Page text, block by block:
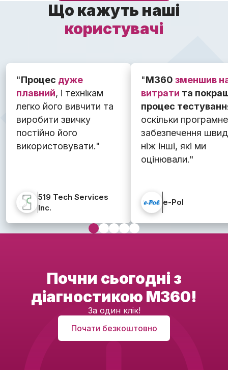
Що кажуть наші
користувачі
"Процес дуже
плавний, і технікам
легко його вивчити та
виробити звичку
постійно його
використовувати."
519 Tech Services
Inc.
"M360 зменшив
витрати та
процес
оскільки програмне
забезпечення
ніж інші, які ми
оцінювали."
e-Pol
Почни сьогодні з
діагностикою M360!
За один клік!
Почати безкоштовно